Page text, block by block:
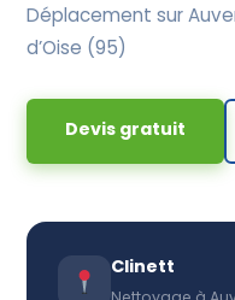
Déplacement sur
d’Oise (95)
Devis gratuit
Clinett